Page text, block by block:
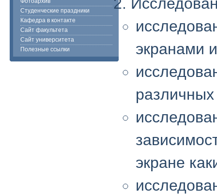
Студенческие праздники
Кафедра в контакте
Сайт факультета
Сайт университета
Полезные ссылки
экранами
различных
экране